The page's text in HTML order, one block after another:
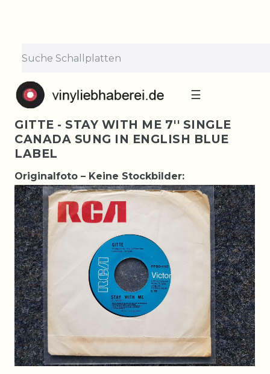
☰
GITTE - STAY WITH ME 7'' SINGLE
CANADA SUNG IN ENGLISH BLUE
LABEL
Originalfoto – Keine Stockbilder: